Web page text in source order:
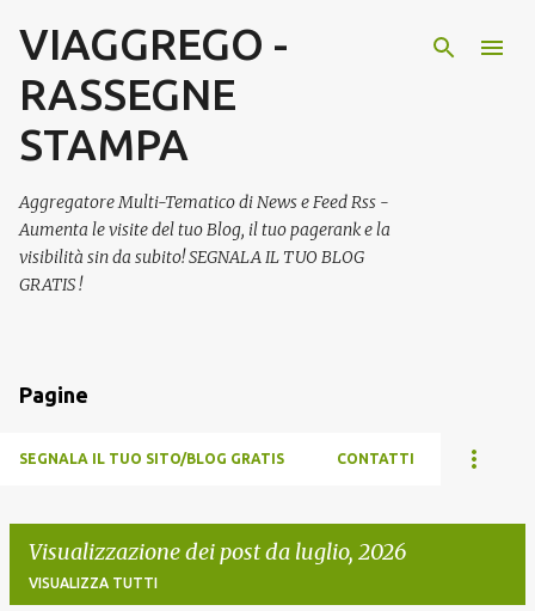
Passa ai contenuti principali
VIAGGREGO -
RASSEGNE
STAMPA
Aggregatore Multi-Tematico di News e Feed Rss -
Aumenta le visite del tuo Blog, il tuo pagerank e la
visibilità sin da subito! SEGNALA IL TUO BLOG
GRATIS !
Pagine
SEGNALA IL TUO SITO/BLOG GRATIS CONTATTI
Visualizzazione dei post da luglio, 2026
VISUALIZZA TUTTI